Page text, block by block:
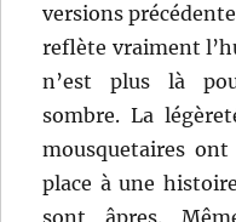
versions
reflète vraiment
n’est plus là
sombre. La
mousquetaires
place à une